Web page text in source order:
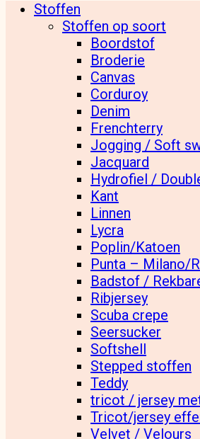
Stoffen
Stoffen op soort
Boordstof
Broderie
Canvas
Corduroy
Denim
Frenchterry
Jogging / Soft
Jacquard
Hydrofiel /
Kant
Linnen
Lycra
Poplin/Katoen
Punta – Milano/
Badstof /
Ribjersey
Scuba crepe
Seersucker
Softshell
Stepped stoffen
Teddy
tricot / jersey
Tricot/jersey
Velvet / Velours